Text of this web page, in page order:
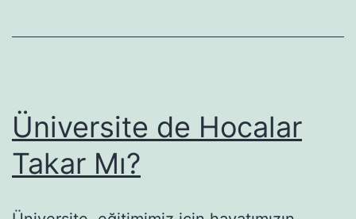
Üniversite de Hocalar
Takar Mı?